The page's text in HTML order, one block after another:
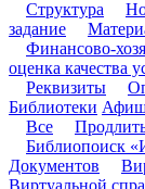
Структура
задание
Финансово-
оценка качества
Реквизиты
Библиотеки
Все
Библиопоиск
Документов